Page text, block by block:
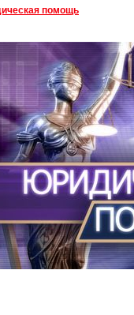
помощь